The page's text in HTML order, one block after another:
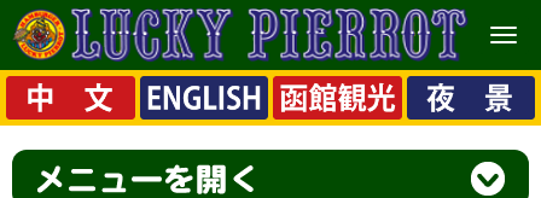
メ
ニ
ュ
ー